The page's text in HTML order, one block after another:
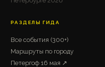
РАЗДЕЛЫ ГИДА
Все события (300+)
Маршруты по городу
Петергоф 16 мая ↗